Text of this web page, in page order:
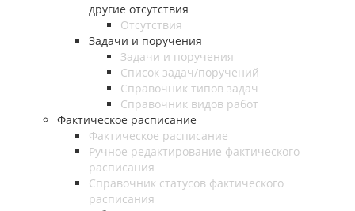
другие отсутствия
Отсутствия
Задачи и поручения
Задачи и поручения
Список задач/поручений
Справочник типов задач
Справочник видов работ
Фактическое расписание
Фактическое расписание
Ручное редактирование фактического
расписания
Справочник статусов фактического
расписания